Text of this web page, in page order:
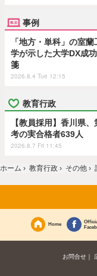
事例
「地方・単科」の室
学が示した大学DX成
箋
2026.8.4 Tue 12:15
教育行政
【教員採用】香川県
考の実合格者639人
2026.8.7 Fri 11:45
ホーム › 教育行政 › その他 ›
Home
お問合せ